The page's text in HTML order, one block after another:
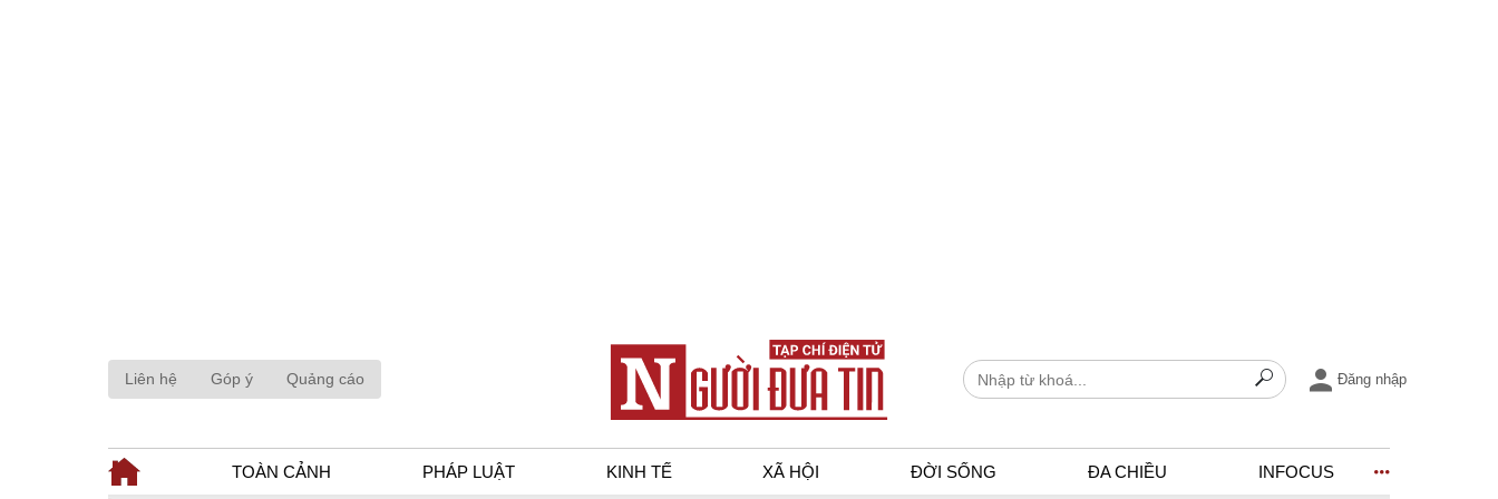
Liên hệ Góp ý Quảng cáo Đăng nhập
TOÀN CẢNH PHÁP LUẬT KINH TẾ XÃ HỘI ĐỜI SỐNG ĐA CHIỀU INFOCUS